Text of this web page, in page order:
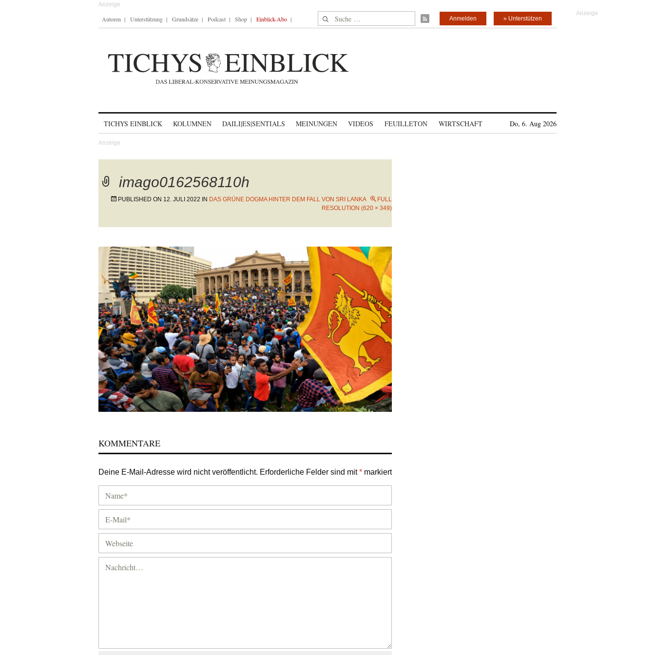
Autoren Unterstützung Grundsätze Podcast Shop Einblick-Abo Suche nach: » Unterstützen
Anmelden
TICHYS EINBLICK KOLUMNEN DAILI|ES|SENTIALS MEINUNGEN VIDEOS FEUILLETON WIRTSCHAFT Do, 6. Aug 2026
imago0162568110h
PUBLISHED ON 12. JULI 2022 IN DAS GRÜNE DOGMA HINTER DEM FALL VON SRI LANKA
FULL
RESOLUTION (620 × 349)
KOMMENTARE
Deine E-Mail-Adresse wird nicht veröffentlicht. Erforderliche Felder sind mit* markiert